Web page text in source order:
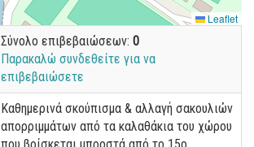
Leaflet
Σύνολο επιβεβαιώσεων: 0
Παρακαλώ συνδεθείτε για να
επιβεβαιώσετε
Καθημερινά σκούπισμα & αλλαγή σακουλιών
απορριμμάτων από τα καλαθάκια του χώρου